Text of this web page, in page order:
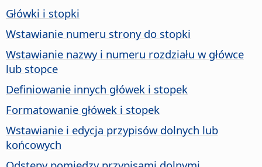
Główki i stopki
Wstawianie numeru strony do stopki
Wstawianie nazwy i numeru rozdziału w główce
lub stopce
Definiowanie innych główek i stopek
Formatowanie główek i stopek
Wstawianie i edycja przypisów dolnych lub
końcowych